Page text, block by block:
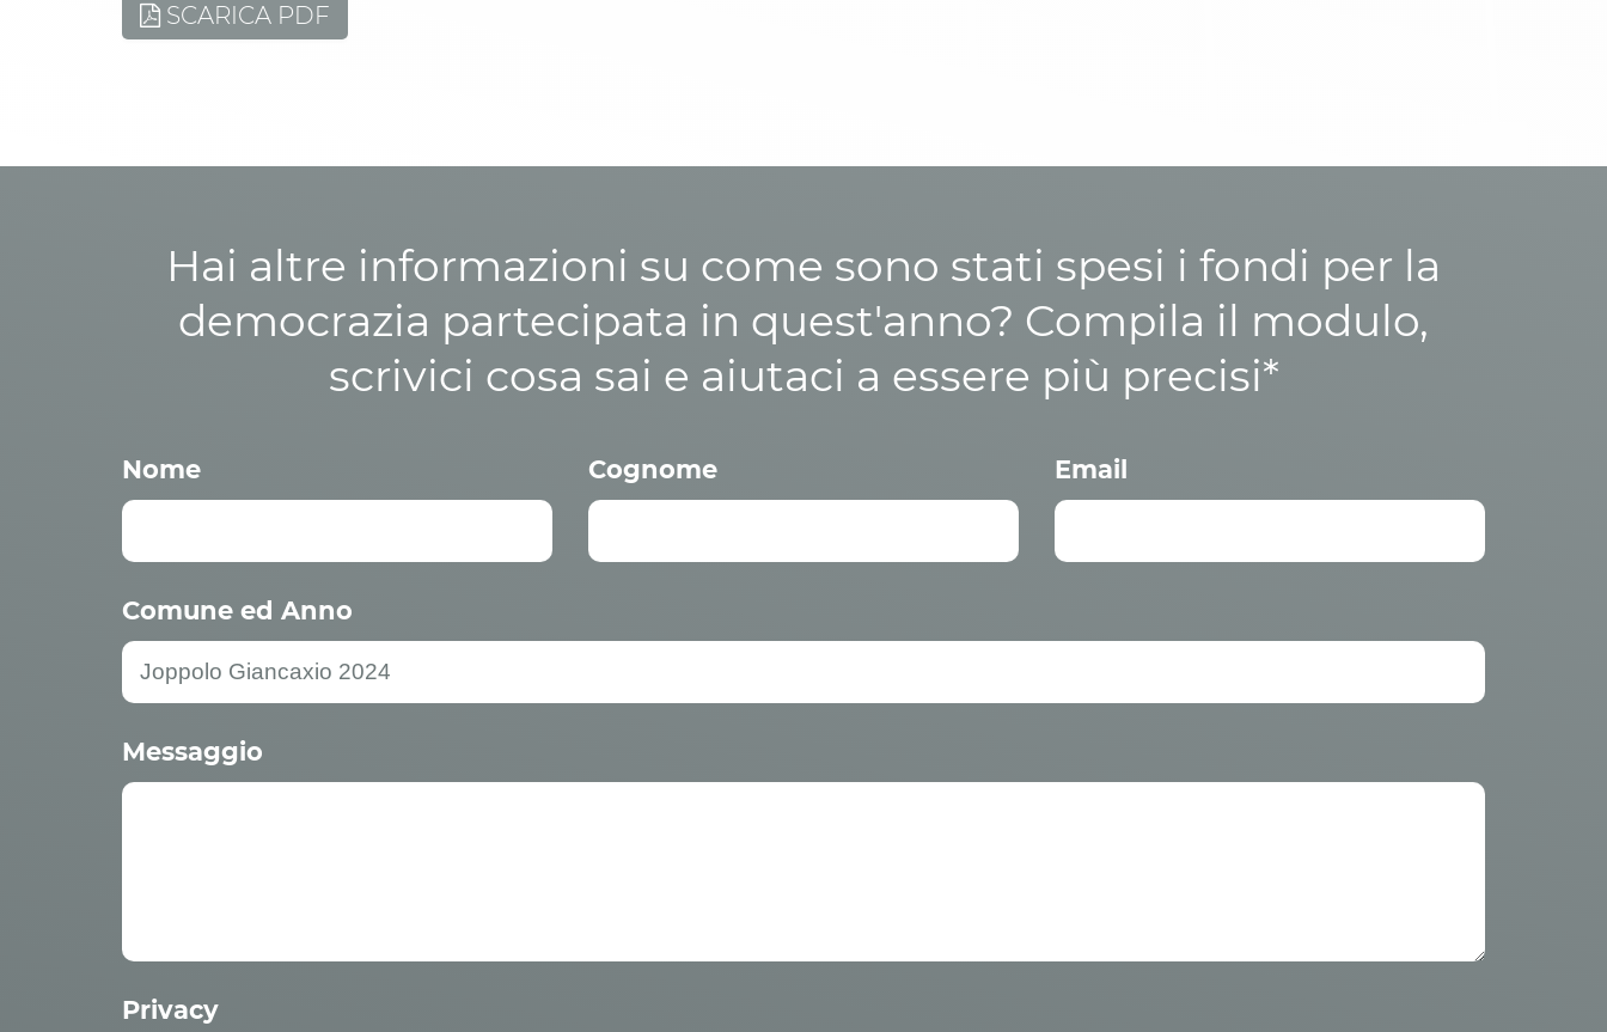
SCARICA PDF
Hai altre informazioni su come sono stati spesi i fondi per la
democrazia partecipata in quest'anno? Compila il modulo,
scrivici cosa sai e aiutaci a essere più precisi*
Nome Cognome Email
Comune ed Anno
Messaggio
Privacy